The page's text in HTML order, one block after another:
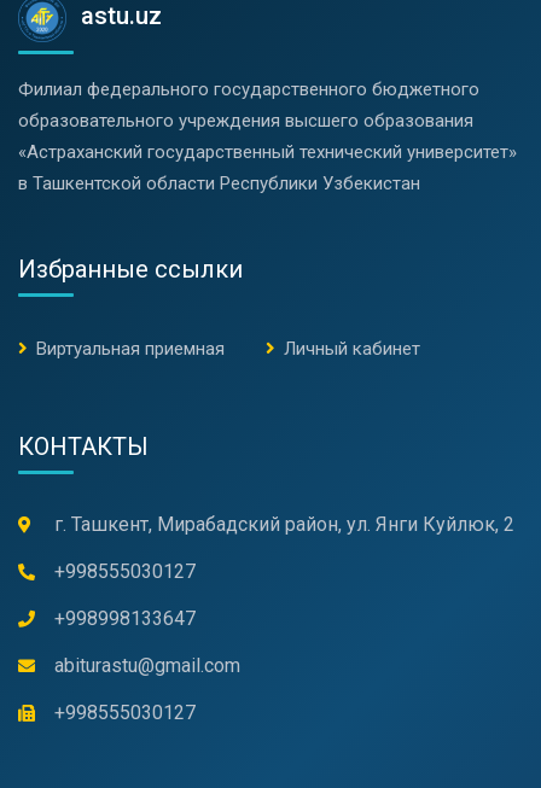
astu.uz
Филиал федерального государственного бюджетного
образовательного учреждения высшего образования
«Астраханский государственный технический университет»
в Ташкентской области Республики Узбекистан
Избранные ссылки
Виртуальная приемная Личный кабинет
КОНТАКТЫ
г. Ташкент, Мирабадский район, ул. Янги Куйлюк, 2
+998555030127
+998998133647
abiturastu@gmail.com
+998555030127